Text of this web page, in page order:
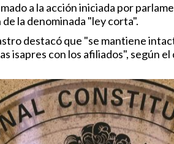
a la acción iniciada por
la denominada "ley corta".
destacó que "se mantiene
isapres con los afiliados", según